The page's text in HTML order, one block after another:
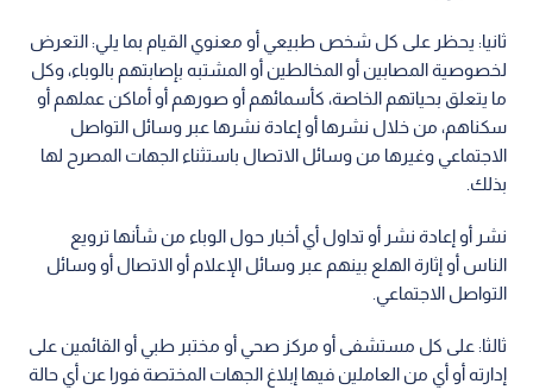
ثانيا: يحظر على كل شخص طبيعي أو معنوي القيام بما يلي: التعرض
لخصوصية المصابين أو المخالطين أو المشتبه بإصابتهم بالوباء، وكل
ما يتعلق بحياتهم الخاصة، كأسمائهم أو صورهم أو أماكن عملهم أو
سكناهم، من خلال نشرها أو إعادة نشرها عبر وسائل التواصل
الاجتماعي وغيرها من وسائل الاتصال باستثناء الجهات المصرح لها
بذلك.
نشر أو إعادة نشر أو تداول أي أخبار حول الوباء من شأنها ترويع
الناس أو إثارة الهلع بينهم عبر وسائل الإعلام أو الاتصال أو وسائل
التواصل الاجتماعي.
ثالثا: على كل مستشفى أو مركز صحي أو مختبر طبي أو القائمين على
إدارته أو أي من العاملين فيها إبلاغ الجهات المختصة فورا عن أي حالة